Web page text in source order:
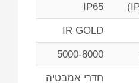
IP65
IR GOLD
5000-8000
חדרי אמבטיה